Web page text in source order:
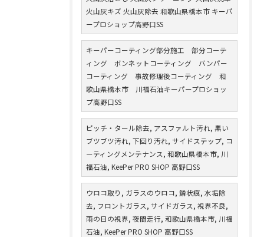
火山灰キズ 火山灰除去 和歌山県橋本市 キーパ
ープロショップ高野口SS
キーパーコーティング部分施工 部分コーテ
ィング ボンネットコーティング バンパー
コーティング 事故修理後コーティング 和
歌山県橋本市 川福石油キーパープロショッ
プ高野口SS
ピッチ・タール除去, アスファルト汚れ, 黒い
ブツブツ汚れ, 下回り汚れ, サイドステップ, コ
ーティングメンテナンス, 和歌山県橋本市, 川
福石油, KeePer PRO SHOP 高野口SS
ウロコ取り, ガラスのウロコ, 鱗状痕, 水垢除
去, フロントガラス, サイドガラス, 視界不良,
雨の日の視界, 夜間走行, 和歌山県橋本市, 川福
石油, KeePer PRO SHOP 高野口SS